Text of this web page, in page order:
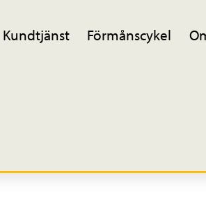
Kundtjänst Förmånscykel